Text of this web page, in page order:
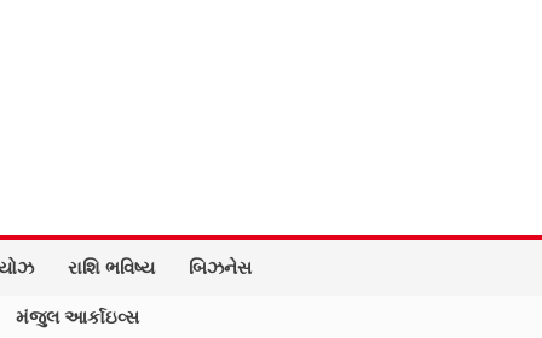
રાશિ ભવિષ્ય બિઝનેસ
મંજુલ આર્કાઇવ્સ